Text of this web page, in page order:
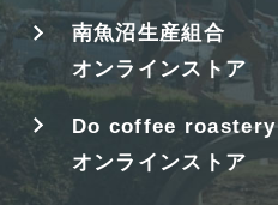
南魚沼生産組合
オンラインストア
Do coffee roastery
オンラインストア